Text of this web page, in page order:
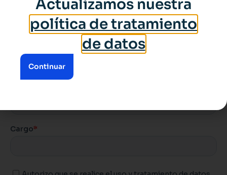
Actualizamos nuestra
política de tratamiento
de datos
Continuar